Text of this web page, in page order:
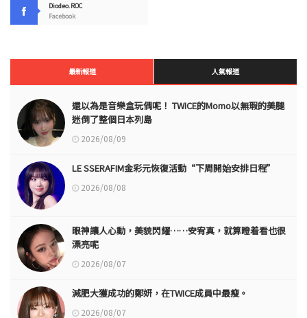
Diodeo.ROC
Facebook
最新報道 人氣報道
還以為是音樂盒玩偶呢！ TWICE的Momo以無瑕的美腿
迷倒了整個日本列島
2026/08/09
LE SSERAFIM金彩元恢復活動“下周開始安排日程”
2026/08/08
眼神讓人心動，美貌閃耀……安宥真，就算瞪着看也很
漂亮呢
2026/08/07
減肥大獲成功的鄭妍，在TWICE成員中最瘦。
2026/08/07